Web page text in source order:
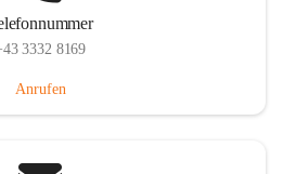
3332 8169
Anrufen